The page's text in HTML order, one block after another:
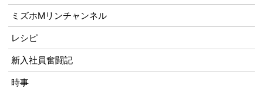
ミズホMリンチャンネル
レシピ
新入社員奮闘記
時事